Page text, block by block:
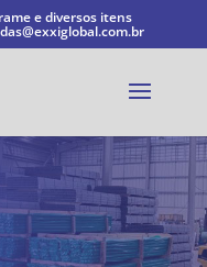
e diversos itens